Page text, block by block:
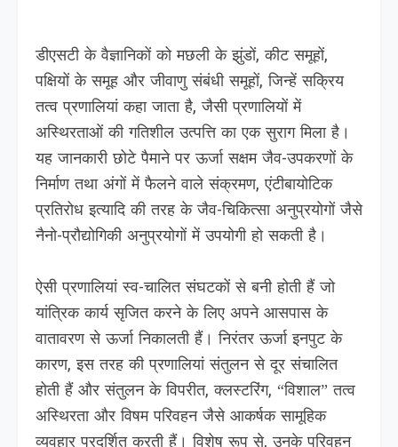
डीएसटी के वैज्ञानिकों को मछली के झुंडों, कीट समूहों,
पक्षियों के समूह और जीवाणु संबंधी समूहों, जिन्हें सक्रिय
तत्व प्रणालियां कहा जाता है, जैसी प्रणालियों में
अस्थिरताओं की गतिशील उत्पत्ति का एक सुराग मिला है।
यह जानकारी छोटे पैमाने पर ऊर्जा सक्षम जैव-उपकरणों के
निर्माण तथा अंगों में फैलने वाले संक्रमण, एंटीबायोटिक
प्रतिरोध इत्यादि की तरह के जैव-चिकित्सा अनुप्रयोगों जैसे
नैनो-प्रौद्योगिकी अनुप्रयोगों में उपयोगी हो सकती है।
ऐसी प्रणालियां स्व-चालित संघटकों से बनी होती हैं जो
यांत्रिक कार्य सृजित करने के लिए अपने आसपास के
वातावरण से ऊर्जा निकालती हैं। निरंतर ऊर्जा इनपुट के
कारण, इस तरह की प्रणालियां संतुलन से दूर संचालित
होती हैं और संतुलन के विपरीत, क्लस्टरिंग, “विशाल” तत्व
अस्थिरता और विषम परिवहन जैसे आकर्षक सामूहिक